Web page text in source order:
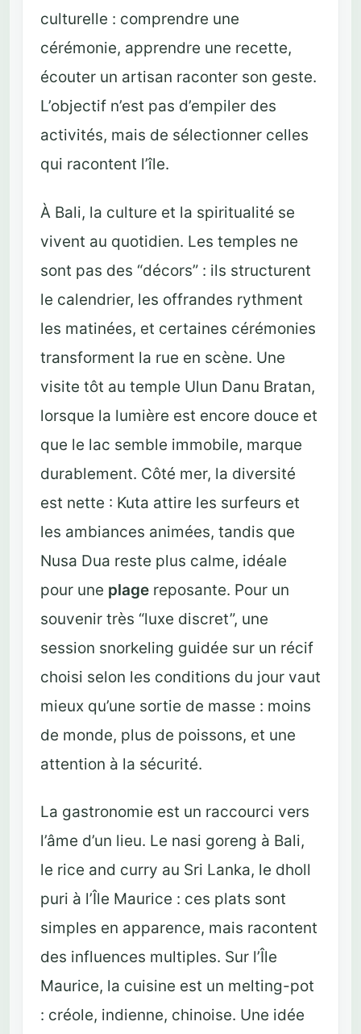
culturelle : comprendre une
cérémonie, apprendre une recette,
écouter un artisan raconter son geste.
L’objectif n’est pas d’empiler des
activités, mais de sélectionner celles
qui racontent l’île.
À Bali, la culture et la spiritualité se
vivent au quotidien. Les temples ne
sont pas des “décors” : ils structurent
le calendrier, les offrandes rythment
les matinées, et certaines cérémonies
transforment la rue en scène. Une
visite tôt au temple Ulun Danu Bratan,
lorsque la lumière est encore douce et
que le lac semble immobile, marque
durablement. Côté mer, la diversité
est nette : Kuta attire les surfeurs et
les ambiances animées, tandis que
Nusa Dua reste plus calme, idéale
pour une plagereposante. Pour un
souvenir très “luxe discret”, une
session snorkeling guidée sur un récif
choisi selon les conditions du jour vaut
mieux qu’une sortie de masse : moins
de monde, plus de poissons, et une
attention à la sécurité.
La gastronomie est un raccourci vers
l’âme d’un lieu. Le nasi goreng à Bali,
le rice and curry au Sri Lanka, le dholl
puri à l’Île Maurice : ces plats sont
simples en apparence, mais racontent
des influences multiples. Sur l’Île
Maurice, la cuisine est un melting-pot
: créole, indienne, chinoise. Une idée